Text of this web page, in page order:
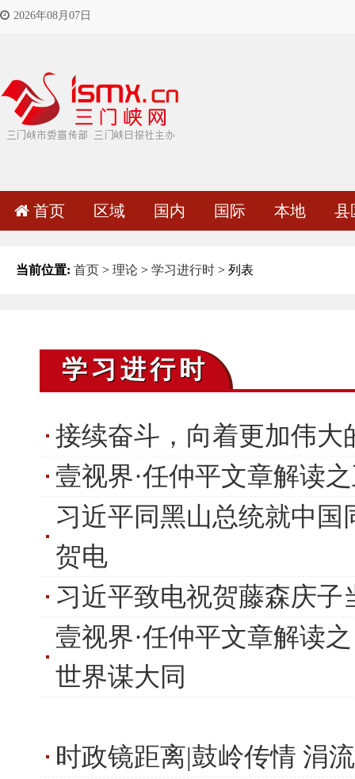
2026年08月07日
首页 区域 国内 国际 本地 县
当前位置: 首页 > 理论 > 学习进行时 > 列表
学习进行时
接续奋斗，向着更加伟大
壹视界·任仲平文章解读
习近平同黑山总统就中国
贺电
习近平致电祝贺藤森庆子
壹视界·任仲平文章解读
世界谋大同
时政镜距离|鼓岭传情 涓